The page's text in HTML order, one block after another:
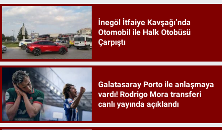
İnegöl İtfaiye Kavşağı’nda
Otomobil ile Halk Otobüsü
Çarpıştı
Galatasaray Porto ile anlaşmaya
vardı! Rodrigo Mora transferi
canlı yayında açıklandı